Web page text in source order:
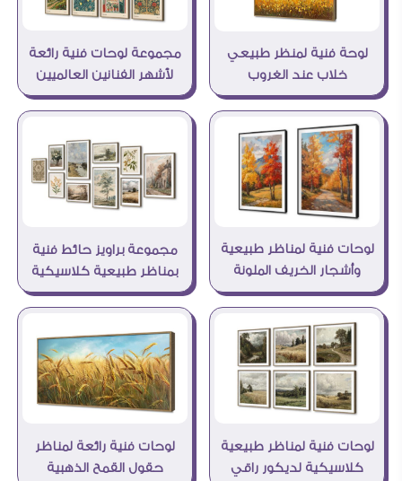
لوحة فنية لمنظر طبيعي
خلاب عند الغروب
مجموعة لوحات فنية رائعة
لأشهر الفنانين العالميين
لوحات فنية لمناظر طبيعية
وأشجار الخريف الملونة
مجموعة براويز حائط فنية
بمناظر طبيعية كلاسيكية
لوحات فنية لمناظر طبيعية
كلاسيكية لديكور راقي
لوحات فنية رائعة لمناظر
حقول القمح الذهبية